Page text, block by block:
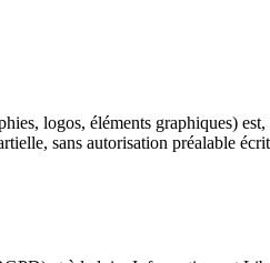
logos, éléments graphiques)
sans autorisation préalable